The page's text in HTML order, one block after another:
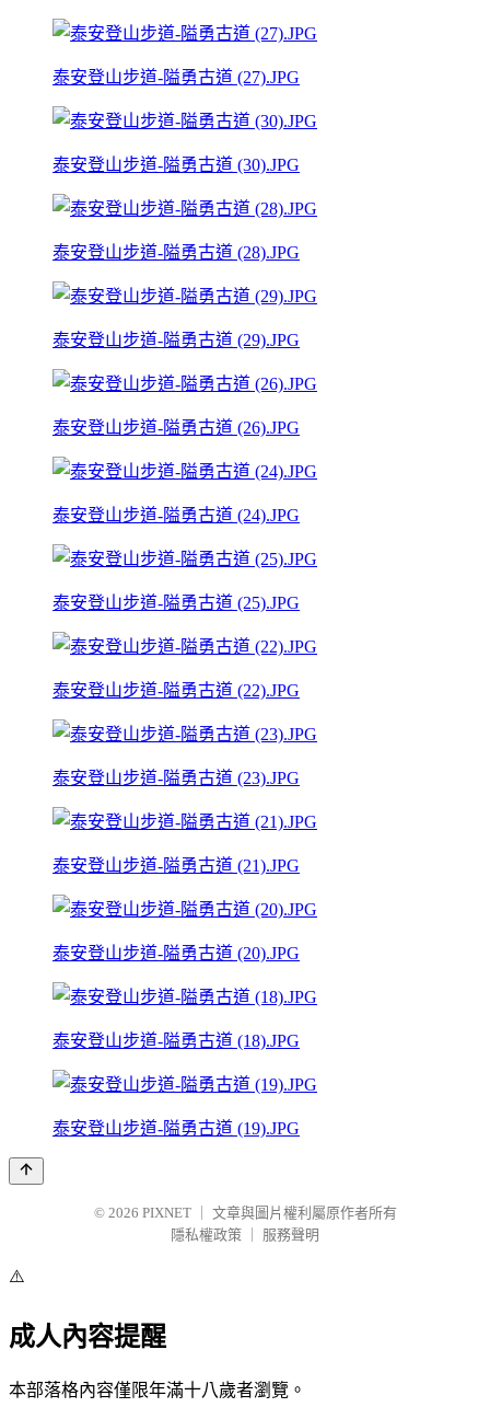
泰安登山步道-隘勇古道 (27).JPG
泰安登山步道-隘勇古道 (30).JPG
泰安登山步道-隘勇古道 (28).JPG
泰安登山步道-隘勇古道 (29).JPG
泰安登山步道-隘勇古道 (26).JPG
泰安登山步道-隘勇古道 (24).JPG
泰安登山步道-隘勇古道 (25).JPG
泰安登山步道-隘勇古道 (22).JPG
泰安登山步道-隘勇古道 (23).JPG
泰安登山步道-隘勇古道 (21).JPG
泰安登山步道-隘勇古道 (20).JPG
泰安登山步道-隘勇古道 (18).JPG
泰安登山步道-隘勇古道 (19).JPG
© 2026 PIXNET
文章與圖片權利屬原作者所有
隱私權政策
服務聲明
⚠️
成人內容提醒
本部落格內容僅限年滿十八歲者瀏覽。